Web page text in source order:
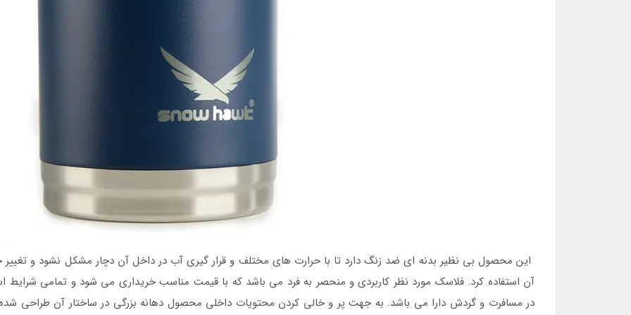
این محصول بی نظیر بدنه ای ضد زنگ دارد تا با حرارت های مختلف و قرار گیری آب در داخل آن دچار مشکل نشود و تغییر
آن استفاده کرد. فلاسک مورد نظر کاربردی و منحصر به فرد می باشد که با قیمت مناسب خریداری می شود و تمامی شرایط
در مسافرت و گردش دارا می باشد. به جهت پر و خالی کردن محتویات داخلی محصول دهانه بزرگی در ساختار آن طراحی